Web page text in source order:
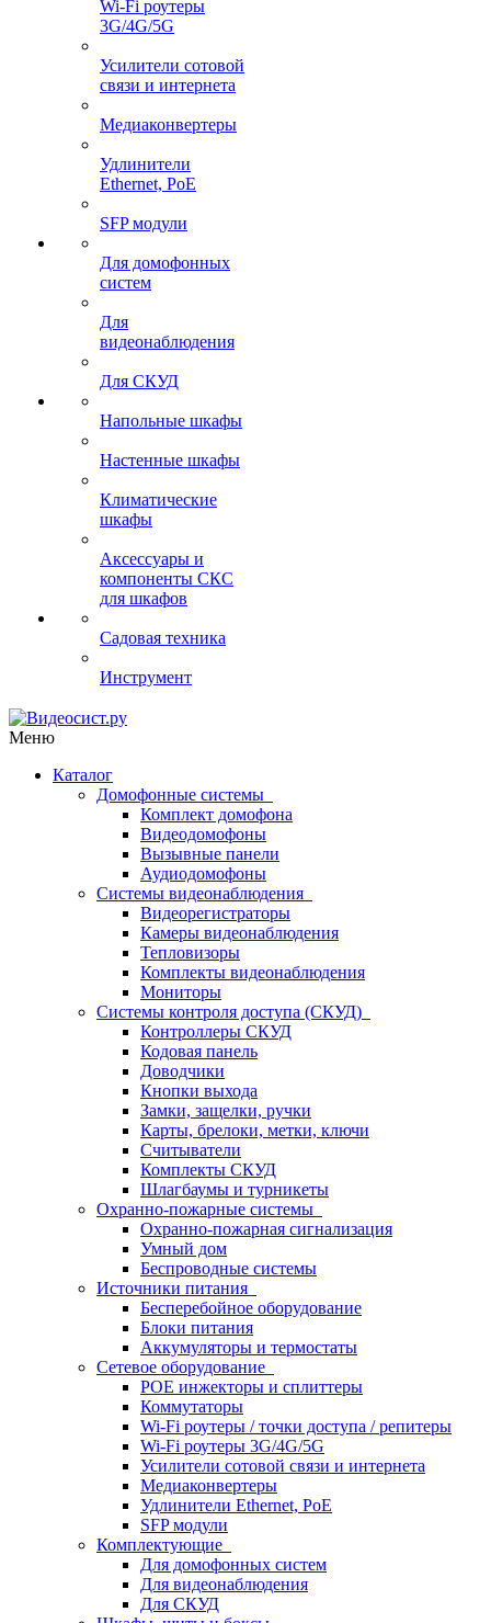
Wi-Fi роутеры
3G/4G/5G
Усилители сотовой
связи и интернета
Медиаконвертеры
Удлинители
Ethernet, PoE
SFP модули
Для домофонных
систем
Для
видеонаблюдения
Для СКУД
Напольные шкафы
Настенные шкафы
Климатические
шкафы
Аксессуары и
компоненты СКС
для шкафов
Садовая техника
Инструмент
Меню
Каталог
Домофонные системы
Комплект домофона
Видеодомофоны
Вызывные панели
Аудиодомофоны
Системы видеонаблюдения
Видеорегистраторы
Камеры видеонаблюдения
Тепловизоры
Комплекты видеонаблюдения
Мониторы
Системы контроля доступа (СКУД)
Контроллеры СКУД
Кодовая панель
Доводчики
Кнопки выхода
Замки, защелки, ручки
Карты, брелоки, метки, ключи
Считыватели
Комплекты СКУД
Шлагбаумы и турникеты
Охранно-пожарные системы
Охранно-пожарная сигнализация
Умный дом
Беспроводные системы
Источники питания
Бесперебойное оборудование
Блоки питания
Аккумуляторы и термостаты
Сетевое оборудование
POE инжекторы и сплиттеры
Коммутаторы
Wi-Fi роутеры / точки доступа / репитеры
Wi-Fi роутеры 3G/4G/5G
Усилители сотовой связи и интернета
Медиаконвертеры
Удлинители Ethernet, PoE
SFP модули
Комплектующие
Для домофонных систем
Для видеонаблюдения
Для СКУД